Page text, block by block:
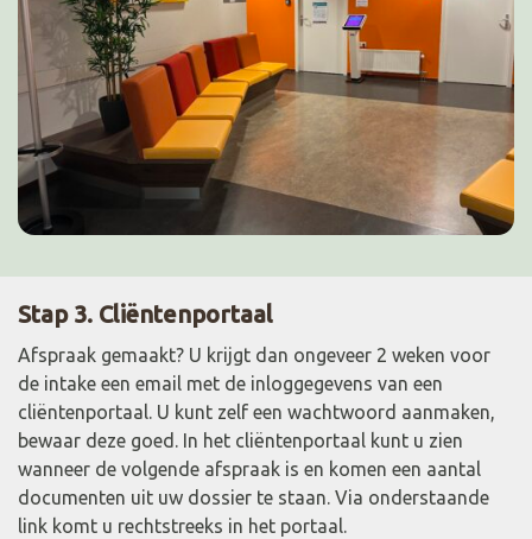
Stap 3. Cliëntenportaal
Afspraak gemaakt? U krijgt dan ongeveer 2 weken voor
de intake een email met de inloggegevens van een
cliëntenportaal. U kunt zelf een wachtwoord aanmaken,
bewaar deze goed. In het cliëntenportaal kunt u zien
wanneer de volgende afspraak is en komen een aantal
documenten uit uw dossier te staan. Via onderstaande
link komt u rechtstreeks in het portaal.